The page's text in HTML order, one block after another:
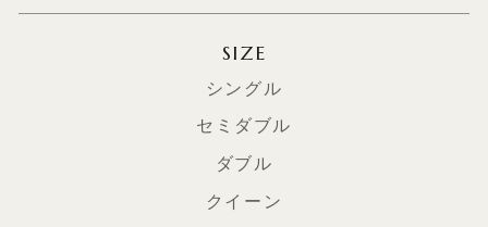
SIZE
シングル
セミダブル
ダブル
クイーン